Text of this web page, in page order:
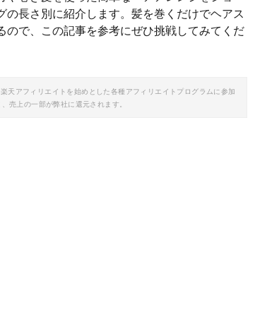
の長さ別に紹介します。髪を巻くだけでヘアス
ので、この記事を参考にぜひ挑戦してみてくだ
天アフィリエイトを始めとした各種アフィリエイトプログラムに参加
売上の一部が弊社に還元されます。